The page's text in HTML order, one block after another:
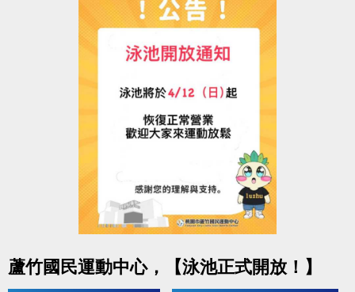
-洽詢專線：03-2639066 #115、116
https://www.lzsports.com.tw/zh_TW/news/pageID/1/
-FB : 桃園市蘆竹國民運動中心
蘆竹國民運動中心，【泳池正式開放！】